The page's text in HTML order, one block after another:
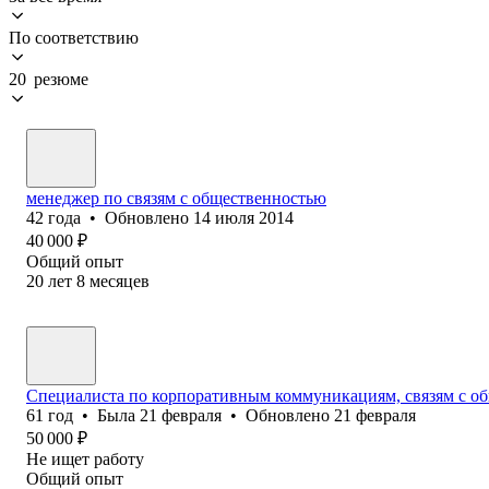
По соответствию
20 резюме
менеджер по связям с общественностью
42 года • Обновлено 14 июля 2014
40 000 ₽
Общий опыт
20 лет 8 месяцев
Специалиста по корпоративным коммуникациям, связям с
61 год • Была 21 февраля • Обновлено 21 февраля
50 000 ₽
Не ищет работу
Общий опыт